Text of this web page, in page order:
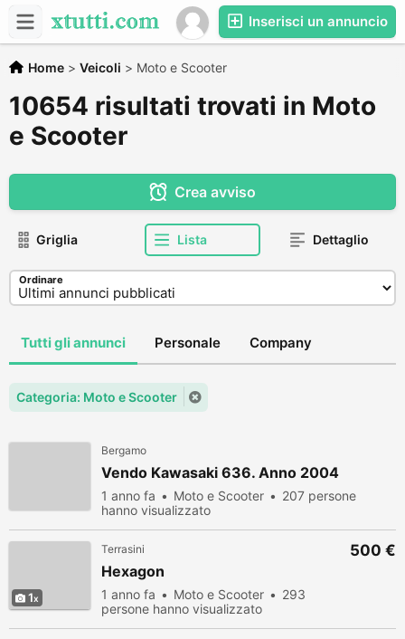
Inserisci un annuncio
Home > Veicoli > Moto e Scooter
10654 risultati trovati in Moto
e Scooter
Crea avviso
Griglia Lista Dettaglio
Ordinare
Tutti gli annunci Personale Company
Categoria: Moto e Scooter
Bergamo
Vendo Kawasaki 636. Anno 2004
1 anno fa Moto e Scooter
207 persone
hanno visualizzato
1
Terrasini
Hexagon
1 anno fa Moto e Scooter
293
persone hanno visualizzato
500 €